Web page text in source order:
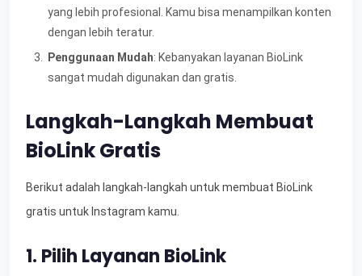
yang lebih profesional. Kamu bisa menampilkan konten
dengan lebih teratur.
Penggunaan Mudah: Kebanyakan layanan BioLink
sangat mudah digunakan dan gratis.
Langkah-Langkah Membuat
BioLink Gratis
Berikut adalah langkah-langkah untuk membuat BioLink
gratis untuk Instagram kamu.
1. Pilih Layanan BioLink